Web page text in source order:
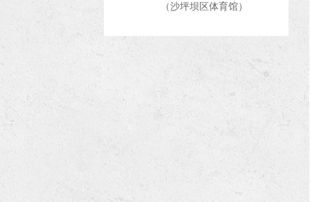
（沙坪坝区体育馆）